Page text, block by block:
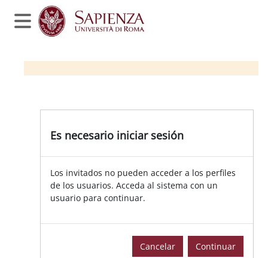
Salta al contenido principal
Panel lateral
Es necesario iniciar sesión
Los invitados no pueden acceder a los perfiles
de los usuarios. Acceda al sistema con un
usuario para continuar.
Cancelar Continuar